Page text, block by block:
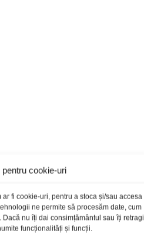
cookie-uri
fi cookie-uri, pentru a stoca și/sau accesa
ne permite să procesăm date, cum
nu îți dai consimțământul sau îți retragi
funcționalități și funcții.